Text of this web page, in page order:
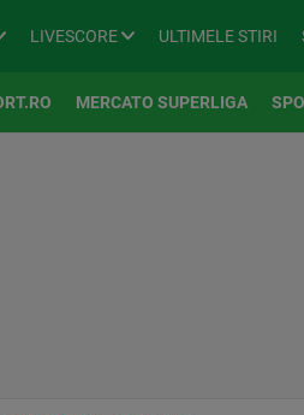
LIVESCORE ULTIMELE STIRI
MERCATO SUPERLIGA